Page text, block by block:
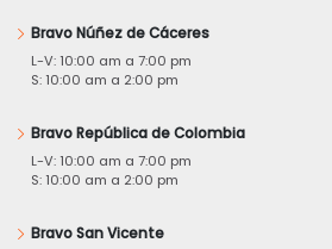
Bravo Núñez de Cáceres
L-V: 10:00 am a 7:00 pm
S: 10:00 am a 2:00 pm
Bravo República de Colombia
L-V: 10:00 am a 7:00 pm
S: 10:00 am a 2:00 pm
Bravo San Vicente